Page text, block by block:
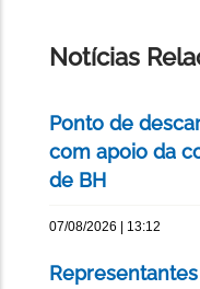
Notícias
Ponto de
com apoio da
de BH
07/08/2026 | 13:12